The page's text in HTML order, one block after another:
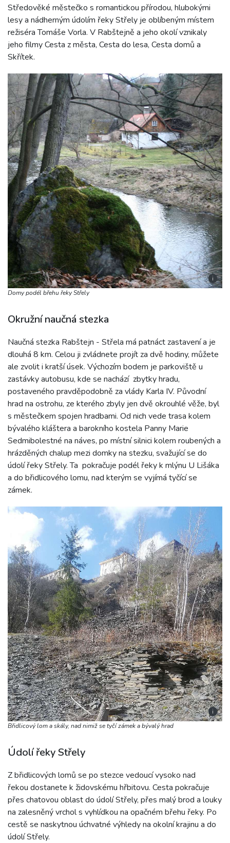
Středověké městečko s romantickou přírodou, hlubokými
lesy a nádherným údolím řeky Střely je oblíbeným místem
režiséra Tomáše Vorla. V Rabštejně a jeho okolí vznikaly
jeho filmy Cesta z města, Cesta do lesa, Cesta domů a
Skřítek.
i
Domy podél břehu řeky Střely
Okružní naučná stezka
Naučná stezka Rabštejn - Střela má patnáct zastavení a je
dlouhá 8 km. Celou ji zvládnete projít za dvě hodiny, můžete
ale zvolit i kratší úsek. Výchozím bodem je parkoviště u
zastávky autobusu, kde se nachází zbytky hradu,
postaveného pravděpodobně za vlády Karla IV. Původní
hrad na ostrohu, ze kterého zbyly jen dvě okrouhlé věže, byl
s městečkem spojen hradbami. Od nich vede trasa kolem
bývalého kláštera a barokního kostela Panny Marie
Sedmibolestné na náves, po místní silnici kolem roubených a
hrázděných chalup mezi domky na stezku, svažující se do
údolí řeky Střely. Ta pokračuje podél řeky k mlýnu U Lišáka
a do břidlicového lomu, nad kterým se vyjímá tyčící se
zámek.
i
Břidlicový lom a skály, nad nimiž se tyčí zámek a bývalý hrad
Údolí řeky Střely
Z břidlicových lomů se po stezce vedoucí vysoko nad
řekou dostanete k židovskému hřbitovu. Cesta pokračuje
přes chatovou oblast do údolí Střely, přes malý brod a louky
na zalesněný vrchol s vyhlídkou na opačném břehu řeky. Po
cestě se naskytnou úchvatné výhledy na okolní krajinu a do
údolí Střely.